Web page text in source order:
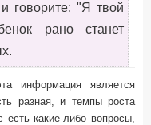
говорите: "Я твой
рано станет
информация является
разная, и темпы роста
какие-либо вопросы,